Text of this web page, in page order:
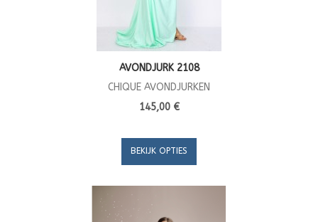
AVONDJURK 2108
CHIQUE AVONDJURKEN
145,00 €
BEKIJK OPTIES